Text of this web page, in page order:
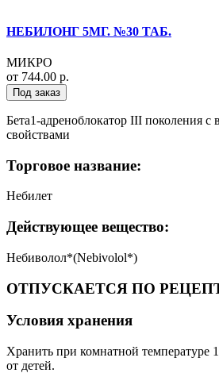
НЕБИЛОНГ 5МГ. №30 ТАБ.
МИКРО
от 744.00 р.
Под заказ
Бета1-адреноблокатор III поколения
свойствами
Торговое название:
Небилет
Действующее вещество:
Небиволол*(Nebivolol*)
ОТПУСКАЕТСЯ ПО
Условия хранения
Хранить при комнатной температуре
от детей.